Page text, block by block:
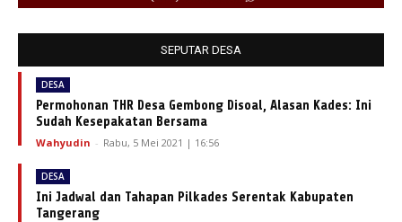
SEPUTAR DESA
DESA
Permohonan THR Desa Gembong Disoal, Alasan Kades: Ini
Sudah Kesepakatan Bersama
Wahyudin - Rabu, 5 Mei 2021 | 16:56
DESA
Ini Jadwal dan Tahapan Pilkades Serentak Kabupaten
Tangerang